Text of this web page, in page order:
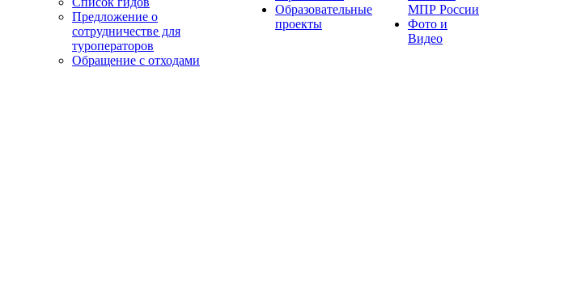
Предложение о
сотрудничестве для
туроператоров
Обращение с отходами
Образовательные
проекты
МПР России
Фото и
Видео